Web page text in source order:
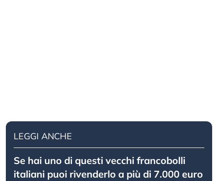
LEGGI ANCHE
Se hai uno di questi vecchi francobolli
italiani puoi rivenderlo a più di 7.000 euro